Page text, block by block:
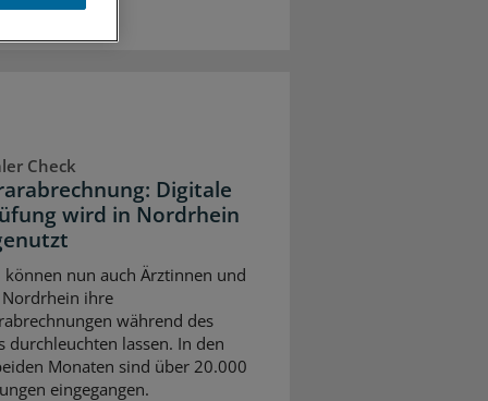
Check
Digitale
wird in Nordrhein
können nun auch Ärztinnen und
ihre
während des
durchleuchten lassen. In den
Monaten sind über 20.000
eingegangen.